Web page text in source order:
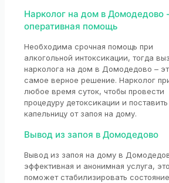
Нарколог на дом в Домодедово
оперативная помощь
Необходима срочная помощь при
алкогольной интоксикации, тогда
нарколога на дом в Домодедово –
самое верное решение. Нарколог
любое время суток, чтобы провести
процедуру детоксикации и поставить
капельницу от запоя на дому.
Вывод из запоя в Домодедово
Вывод из запоя на дому в
эффективная и анонимная услуга, это
поможет стабилизировать состояние